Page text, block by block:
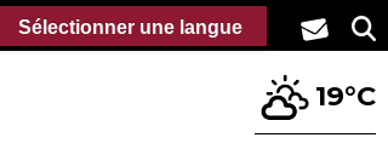
19°C
Sélectionner une langue